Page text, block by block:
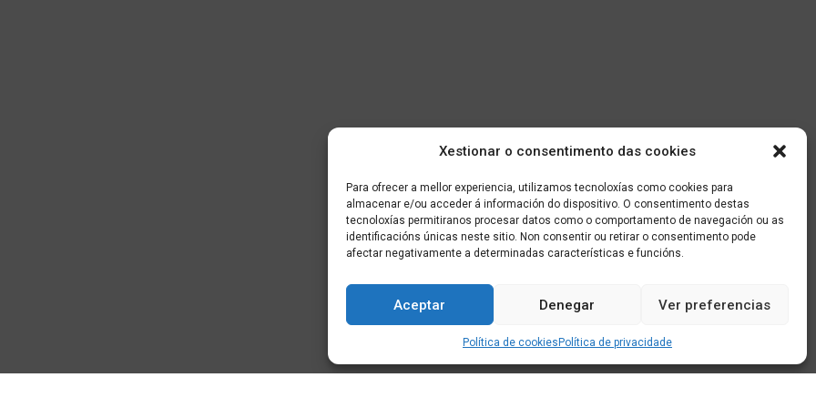
Xestionar o consentimento das cookies
Para ofrecer a mellor experiencia, utilizamos tecnoloxías como cookies para
almacenar e/ou acceder á información do dispositivo. O consentimento destas
tecnoloxías permitiranos procesar datos como o comportamento de navegación ou as
identificacións únicas neste sitio. Non consentir ou retirar o consentimento pode
afectar negativamente a determinadas características e funcións.
Aceptar Denegar Ver preferencias
Política de cookies Política de privacidade